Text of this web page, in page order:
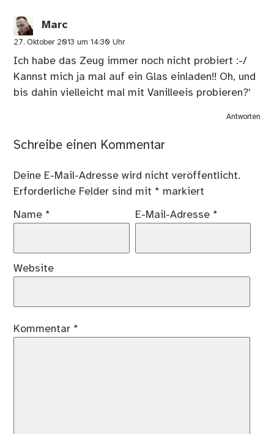
Marc
27. Oktober 2013 um 14:30 Uhr
Ich habe das Zeug immer noch nicht probiert :-/
Kannst mich ja mal auf ein Glas einladen!! Oh, und
bis dahin vielleicht mal mit Vanilleeis probieren?‘
Antworten
Schreibe einen Kommentar
Deine E-Mail-Adresse wird nicht veröffentlicht.
Erforderliche Felder sind mit * markiert
Name * E-Mail-Adresse *
Website
Kommentar *